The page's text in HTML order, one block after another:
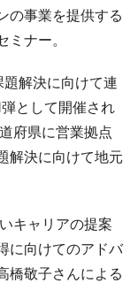
の事業を提供する
ナー。
解決に向けて連
として開催され
府県に営業拠点
解決に向けて地元
キャリアの提案
に向けてのアドバ
橋敬子さんによる